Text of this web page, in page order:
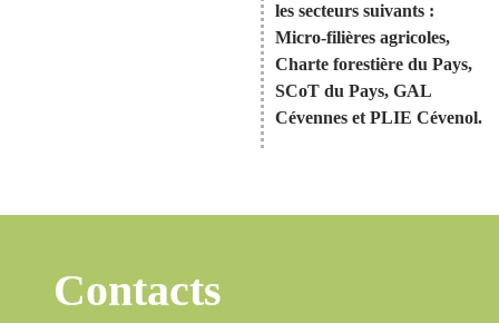
les secteurs suivants :
Micro-filières agricoles,
Charte forestière du Pays,
SCoT du Pays, GAL
Cévennes et PLIE Cévenol.
Contacts